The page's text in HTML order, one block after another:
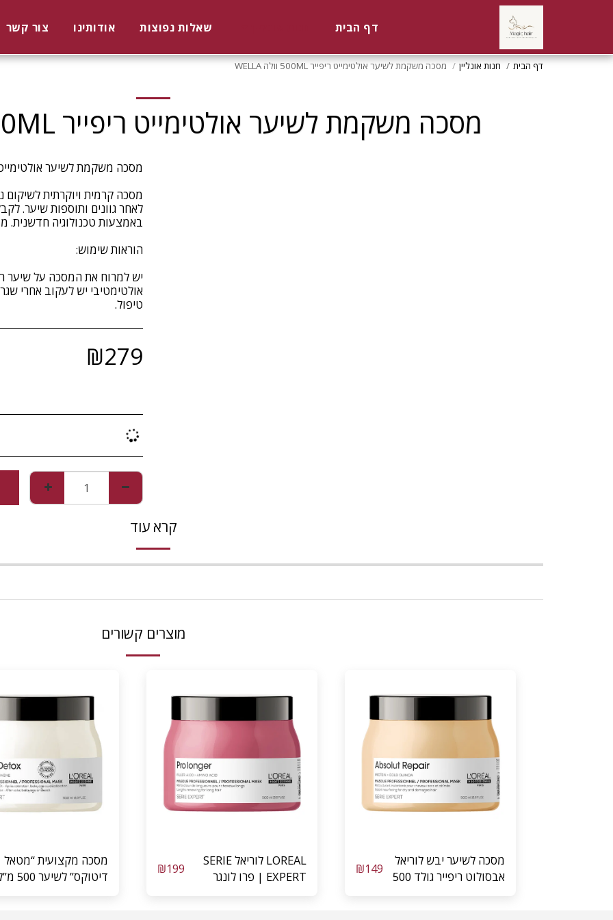
דף הבית שאלות נפוצות אודותינו צור קשר
דף הבית חנות אונליין מסכה משקמת לשיער אולטימייט ריפייר 500ML וולה WELLA
מסכה משקמת לשיער אולטימייט ריפייר 500ML וולה WELLA
לאחר גוונים ותוספות שיער.
טיפול.
₪279
קרא עוד
מוצרים קשורים
מסכה לשיער יבש לוריאל
אבסולוט ריפייר גולד 500
₪149
LOREAL לוריאל SERIE
EXPERT | פרו לונגר
₪199
מסכה מקצועית “מטאל
דיטוקס”